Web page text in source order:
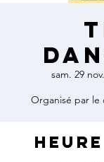
sam. 29 nov.
Organisé par le